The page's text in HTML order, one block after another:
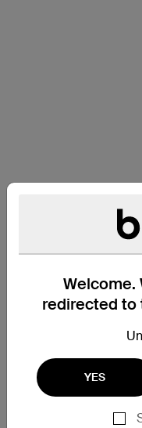
Welcome.
redirected to
YES